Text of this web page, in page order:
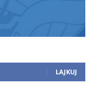
LAJKUJ